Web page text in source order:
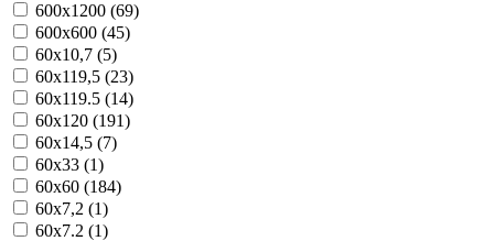
600x1200 (69)
600x600 (45)
60x10,7 (5)
60x119,5 (23)
60x119.5 (14)
60x120 (191)
60x14,5 (7)
60x33 (1)
60x60 (184)
60x7,2 (1)
60x7.2 (1)